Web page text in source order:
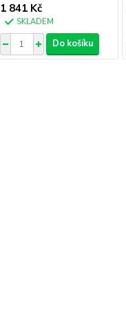
1 841 Kč
SKLADEM
Do košíku